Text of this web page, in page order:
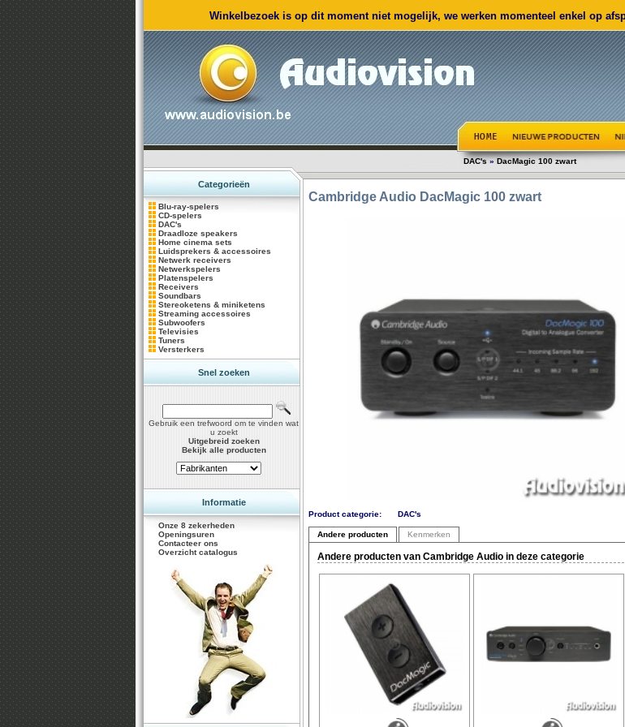
Winkelbezoek is op dit moment niet mogelijk, we werken momenteel enkel op
DAC's»DacMagic 100 zwart
Categorieën
Blu-ray-spelers
CD-spelers
DAC's
Draadloze speakers
Home cinema sets
Luidsprekers & accessoires
Netwerk receivers
Netwerkspelers
Platenspelers
Receivers
Soundbars
Stereoketens & miniketens
Streaming accessoires
Subwoofers
Televisies
Tuners
Versterkers
Snel zoeken
Gebruik een trefwoord om te vinden wat
u zoekt
Uitgebreid zoeken
Bekijk alle producten
Informatie
Onze 8 zekerheden
Openingsuren
Contacteer ons
Overzicht catalogus
Cambridge Audio DacMagic 100 zwart
Product categorie: DAC's
Andere producten Kenmerken
Andere producten van Cambridge Audio in deze categorie